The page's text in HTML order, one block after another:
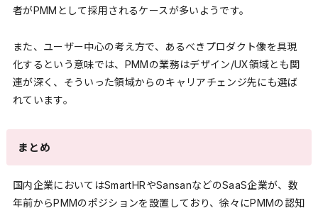
者がPMMとして採用されるケースが多いようです。
また、ユーザー中心の考え方で、あるべきプロダクト像を具現
化するという意味では、PMMの業務はデザイン/UX領域とも関
連が深く、そういった領域からのキャリアチェンジ先にも選ば
れています。
まとめ
国内企業においてはSmartHRやSansanなどのSaaS企業が、数
年前からPMMのポジションを設置しており、徐々にPMMの認知